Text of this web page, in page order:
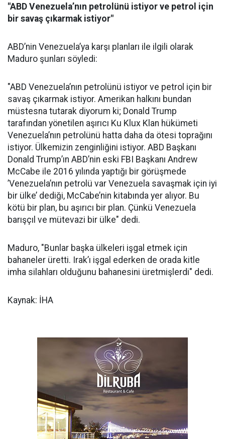
"ABD Venezuela’nın petrolünü istiyor ve petrol için
bir savaş çıkarmak istiyor"
ABD’nin Venezuela’ya karşı planları ile ilgili olarak
Maduro şunları söyledi:
"ABD Venezuela’nın petrolünü istiyor ve petrol için bir
savaş çıkarmak istiyor. Amerikan halkını bundan
müstesna tutarak diyorum ki; Donald Trump
tarafından yönetilen aşırıcı Ku Klux Klan hükümeti
Venezuela’nın petrolünü hatta daha da ötesi toprağını
istiyor. Ülkemizin zenginliğini istiyor. ABD Başkanı
Donald Trump’ın ABD’nin eski FBI Başkanı Andrew
McCabe ile 2016 yılında yaptığı bir görüşmede
’Venezuela’nın petrolü var Venezuela savaşmak için iyi
bir ülke’ dediği, McCabe’nin kitabında yer alıyor. Bu
kötü bir plan, bu aşırıcı bir plan. Çünkü Venezuela
barışçıl ve mütevazi bir ülke" dedi.
Maduro, "Bunlar başka ülkeleri işgal etmek için
bahaneler üretti. Irak’ı işgal ederken de orada kitle
imha silahları olduğunu bahanesini üretmişlerdi" dedi.
Kaynak: İHA